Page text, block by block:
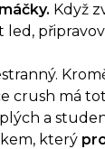
Když
led,
crush má
a
který